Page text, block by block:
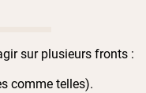
sur plusieurs fronts :
comme telles).